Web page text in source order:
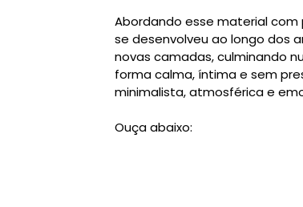
Abordando esse material
se desenvolveu ao longo dos
novas camadas, culminando
forma calma, íntima e sem
minimalista, atmosférica e
Ouça abaixo: